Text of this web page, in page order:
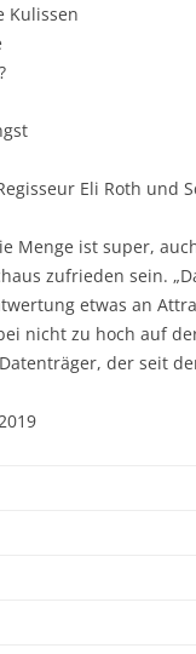
Kulissen
Eli Roth und
Menge ist super,
zufrieden sein.
etwas an
nicht zu hoch auf
der seit